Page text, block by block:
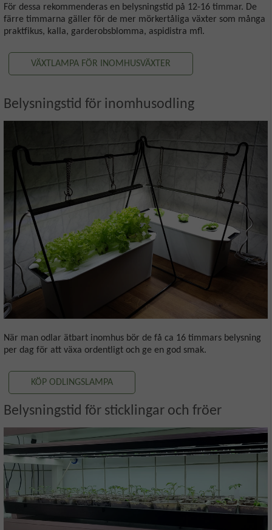
För dessa rekommenderas en belysningstid på 12-16 timmar. De
färre timmarna gäller för de mer mörkertåliga växter som många
praktfikus, kalla, garderobsblomma, aspidistra mfl.
VÄXTLAMPA FÖR INOMHUSVÄXTER
Belysningstid för inomhusodling
När man odlar ätbart inomhus bör de få ca 16 timmars belysning
per dag för att växa ordentligt och ge en god smak.
KÖP ODLINGSLAMPA
Belysningstid för sticklingar och fröer